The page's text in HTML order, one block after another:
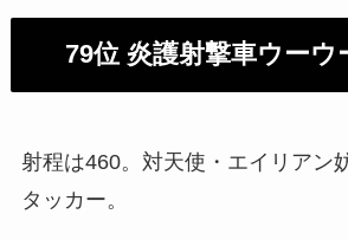
79位 炎護射撃車ウーウ
射程は460。対天使・エイリアン
タッカー。